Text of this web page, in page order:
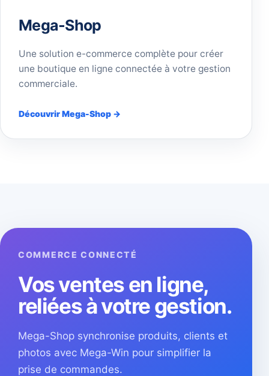
Mega-Shop
Une solution e-commerce complète pour créer
une boutique en ligne connectée à votre gestion
commerciale.
Découvrir Mega-Shop →
COMMERCE CONNECTÉ
Vos ventes en ligne,
reliées à votre gestion.
Mega-Shop synchronise produits, clients et
photos avec Mega-Win pour simplifier la
prise de commandes.